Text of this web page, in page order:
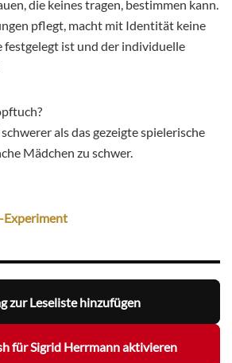
die keines tragen, bestimmen kann.
pflegt, macht mit Identität keine
festgelegt ist und der individuelle
als das gezeigte spielerische
Mädchen zu schwer.
Experiment
zur Leseliste hinzufügen
für Sigrid Herrmann aktivieren